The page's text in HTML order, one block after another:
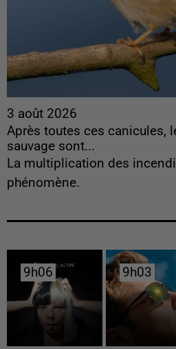
3 août 2026
Après toutes ces canicules,
sauvage sont...
La multiplication des
phénomène.
9h06
9h06 9h03
9h03